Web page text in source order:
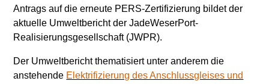
Antrags auf die erneute PERS-Zertifizierung bildet der
aktuelle Umweltbericht der JadeWeserPort-
Realisierungsgesellschaft (JWPR).
Der Umweltbericht thematisiert unter anderem die
anstehende Elektrifizierung des Anschlussgleises und